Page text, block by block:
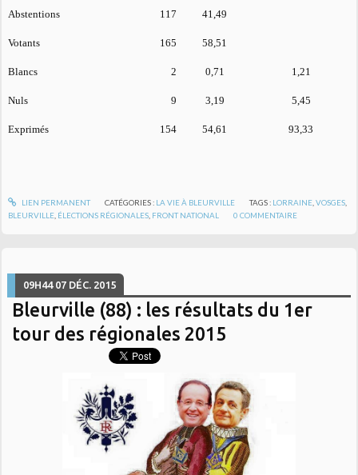
Abstentions 117 41,49
Votants 165 58,51
Blancs 2 0,71 1,21
Nuls 9 3,19 5,45
Exprimés 154 54,61 93,33
LIEN PERMANENT CATÉGORIES : LA VIE À BLEURVILLE TAGS : LORRAINE ,VOSGES
BLEURVILLE ÉLECTIONS RÉGIONALES FRONT NATIONAL 0 COMMENTAIRE
09H44 07 DÉC. 2015
Bleurville (88) : les résultats du 1er
tour des régionales 2015